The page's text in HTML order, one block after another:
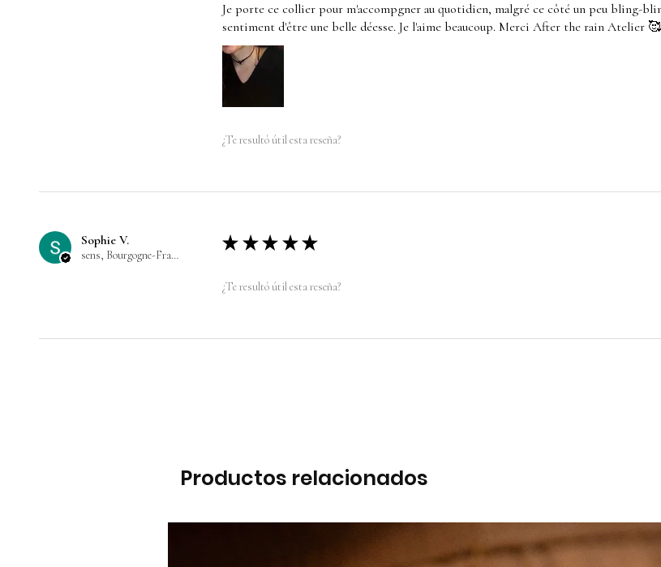
Je porte ce collier pour m'accompgner au quotidien, malgré ce côté un peu bling-
sentiment d'être une belle déesse. Je l'aime beaucoup. Merci After the rain Atelier
¿Te resultó útil esta reseña?
Sophie V.
sens, Bourgogne-Franche-Comté
★ ★ ★ ★ ★
¿Te resultó útil esta reseña?
Productos relacionados